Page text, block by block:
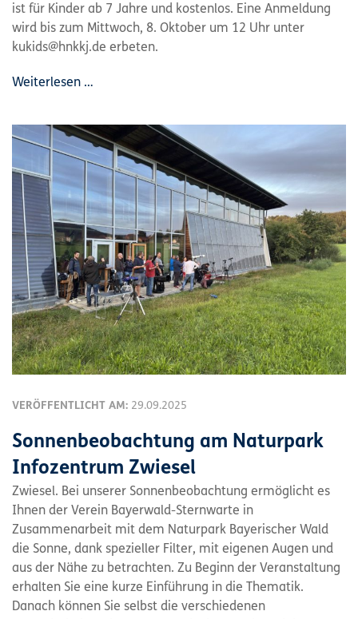
ist für Kinder ab 7 Jahre und kostenlos. Eine Anmeldung
wird bis zum Mittwoch, 8. Oktober um 12 Uhr unter
kukids@hnkkj.de erbeten.
Weiterlesen …
VERÖFFENTLICHT AM: 29.09.2025
Sonnenbeobachtung am Naturpark
Infozentrum Zwiesel
Zwiesel. Bei unserer Sonnenbeobachtung ermöglicht es
Ihnen der Verein Bayerwald-Sternwarte in
Zusammenarbeit mit dem Naturpark Bayerischer Wald
die Sonne, dank spezieller Filter, mit eigenen Augen und
aus der Nähe zu betrachten. Zu Beginn der Veranstaltung
erhalten Sie eine kurze Einführung in die Thematik.
Danach können Sie selbst die verschiedenen